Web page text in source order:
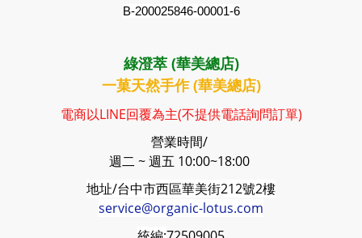
B-200025846-00001-6
綠澄萃 (華美總店)
一菓天然手作 (華美總店)
電商以LINE回覆為主(不提供電話詢問訂單)
營業時間/
週二 ~ 週五 10:00~18:00
地址/台中市西區華美街212號2樓
service@organic-lotus.com